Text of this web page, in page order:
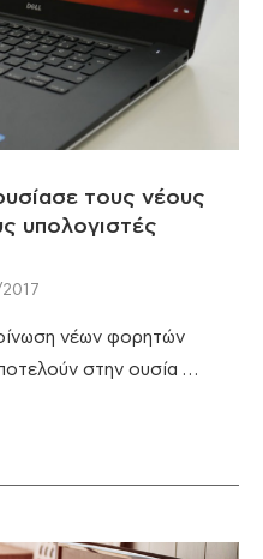
τους νέους
υπολογιστές
νέων φορητών
στην ουσία …